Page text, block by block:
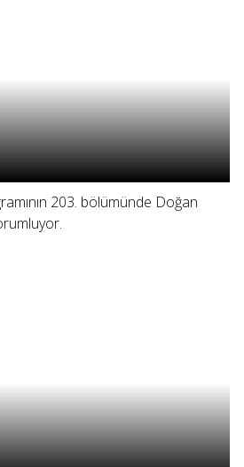
203. bölümünde Doğan